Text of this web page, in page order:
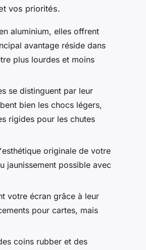
vos priorités.
aluminium, elles offrent
avantage réside dans
plus lourdes et moins
se distinguent par leur
bien les chocs légers,
rigides pour les chutes
originale de votre
jaunissement possible avec
votre écran grâce à leur
pour cartes, mais
coins rubber et des